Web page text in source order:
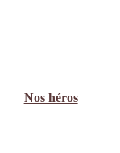
Nos héros